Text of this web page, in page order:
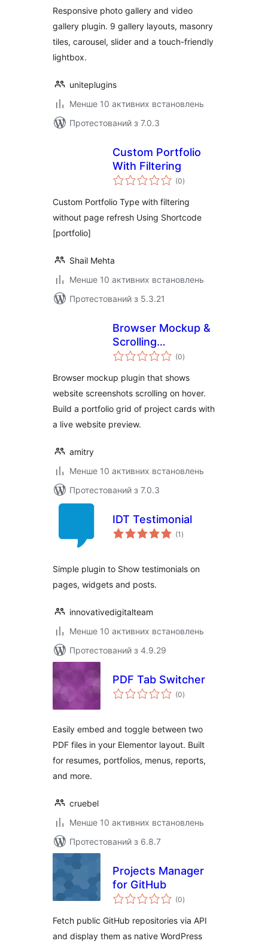
Responsive photo gallery and video
gallery plugin. 9 gallery layouts, masonry
tiles, carousel, slider and a touch-friendly
lightbox.
uniteplugins
Менше 10 активних встановлень
Протестований з 7.0.3
Custom Portfolio
With Filtering
(0загальний
рейтинг
)
Custom Portfolio Type with filtering
without page refresh Using Shortcode
[portfolio]
Shail Mehta
Менше 10 активних встановлень
Протестований з 5.3.21
Browser Mockup &
Scrolling
Screenshot
Project Grid
(0загальний
рейтинг
)
Browser mockup plugin that shows
website screenshots scrolling on hover.
Build a portfolio grid of project cards with
a live website preview.
amitry
Менше 10 активних встановлень
Протестований з 7.0.3
IDT Testimonial
(1 загальний
рейтинг
)
Simple plugin to Show testimonials on
pages, widgets and posts.
innovativedigitalteam
Менше 10 активних встановлень
Протестований з 4.9.29
PDF Tab Switcher
(0загальний
рейтинг
)
Easily embed and toggle between two
PDF files in your Elementor layout. Built
for resumes, portfolios, menus, reports,
and more.
cruebel
Менше 10 активних встановлень
Протестований з 6.8.7
Projects Manager
for GitHub
(0загальний
рейтинг
)
Fetch public GitHub repositories via API
and display them as native WordPress